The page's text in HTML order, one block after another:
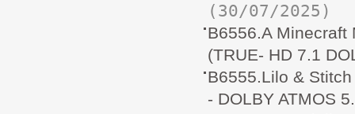
(30/07/2025)
B6556.A Minecraft
(TRUE- HD 7.1
B6555.Lilo &
- DOLBY ATMOS